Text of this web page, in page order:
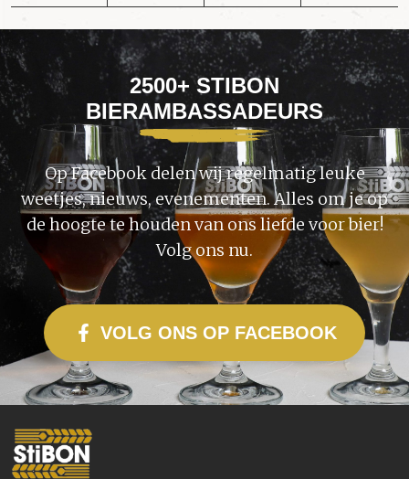
2500+ STIBON
BIERAMBASSADEURS
Op Facebook delen wij regelmatig leuke
weetjes, nieuws, evenementen. Alles om je op
de hoogte te houden van ons liefde voor bier!
Volg ons nu.
VOLG ONS OP FACEBOOK